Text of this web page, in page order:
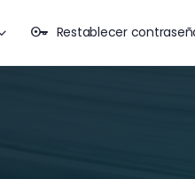
Restablecer